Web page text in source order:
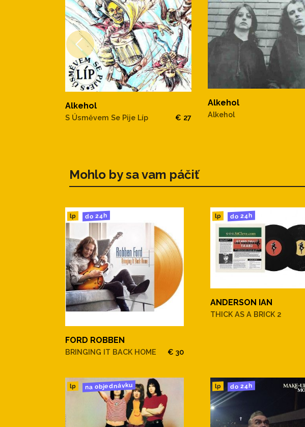
Alkehol
S Úsměvem Se Pije Líp € 27
Alkehol
Alkehol
Mohlo by sa vam páčiť
lp do 24h
FORD ROBBEN
BRINGING IT BACK HOME € 30
lp do 24h
ANDERSON IAN
THICK AS A BRICK 2
lp na objednávku lp do 24h